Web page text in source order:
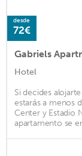
desde
72€
Gabriels
Hotel
Si decides
estarás a menos
Center y Estadio
apartamento se